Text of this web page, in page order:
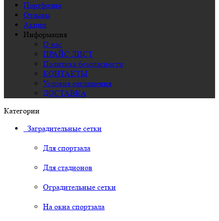
Портфолио
Отзывы
Акции
Информация
О нас
ПРАЙС ЛИСТ
Политика безопасности
КОНТАКТЫ
Условия соглашения
ДОСТАВКА
Категории
Заградительные сетки
Для спортзала
Для стадионов
Оградительные сетки
На окна спортзала